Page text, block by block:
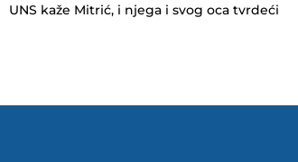
UNS kaže Mitrić, i njega i svog oca tvrdeći